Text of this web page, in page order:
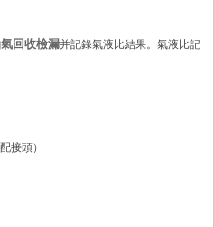
回收檢漏并記錄氣液比結果。氣液比記
接頭）